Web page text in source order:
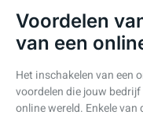
Voordelen
van een
Het inschakelen van een
voordelen die jouw
online wereld. Enkele van